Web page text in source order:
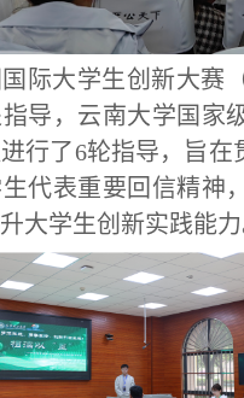
际大学生创新大赛
导，云南大学国家
行了6轮指导，旨
代表重要回信精神
大学生创新实践能力